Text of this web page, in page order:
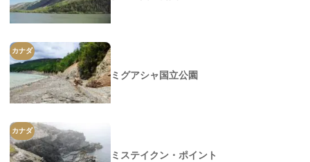
カナダ
ミグアシャ国立公園
カナダ
ミステイクン・ポイント